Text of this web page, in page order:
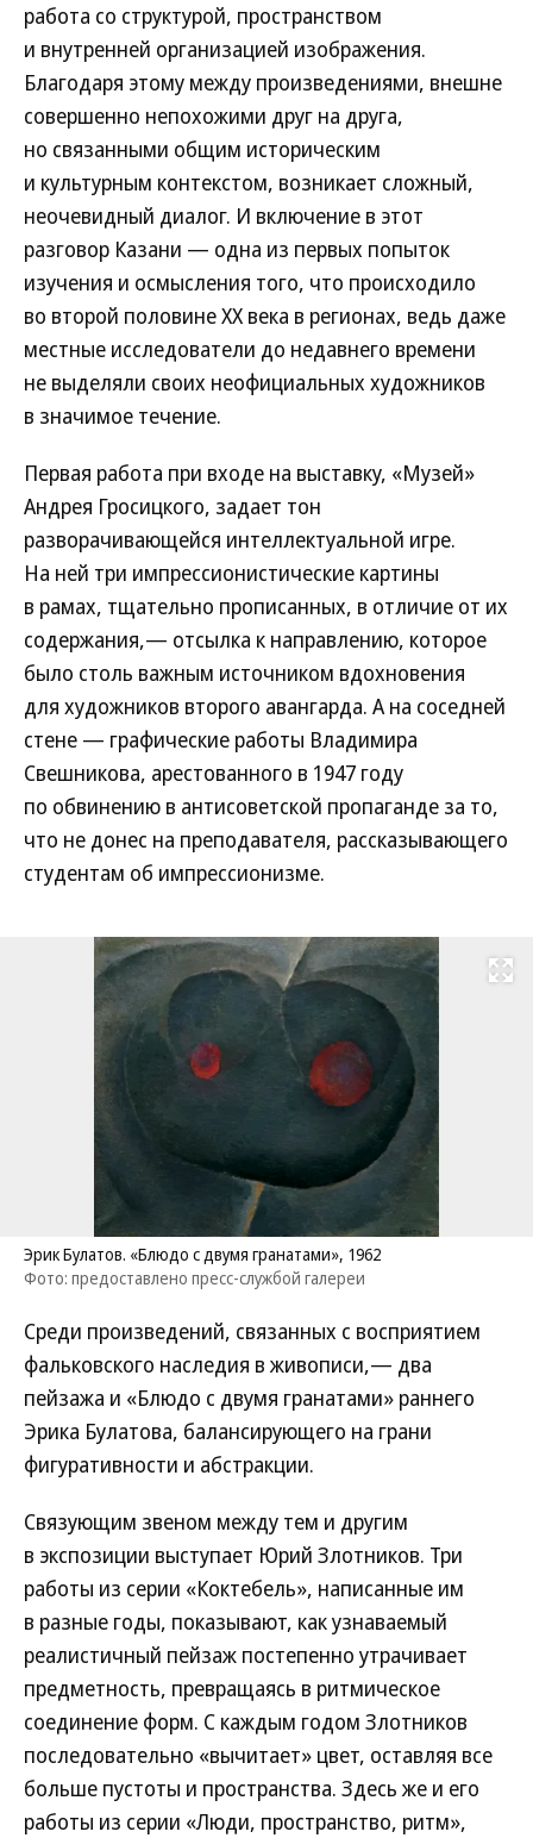
работа со структурой, пространством
и внутренней организацией изображения.
Благодаря этому между произведениями, внешне
совершенно непохожими друг на друга,
но связанными общим историческим
и культурным контекстом, возникает сложный,
неочевидный диалог. И включение в этот
разговор Казани — одна из первых попыток
изучения и осмысления того, что происходило
во второй половине XX века в регионах, ведь даже
местные исследователи до недавнего времени
не выделяли своих неофициальных художников
в значимое течение.
Первая работа при входе на выставку, «Музей»
Андрея Гросицкого, задает тон
разворачивающейся интеллектуальной игре.
На ней три импрессионистические картины
в рамах, тщательно прописанных, в отличие от их
содержания,— отсылка к направлению, которое
было столь важным источником вдохновения
для художников второго авангарда. А на соседней
стене — графические работы Владимира
Свешникова, арестованного в 1947 году
по обвинению в антисоветской пропаганде за то,
что не донес на преподавателя, рассказывающего
студентам об импрессионизме.
Развернуть
Эрик Булатов. «Блюдо с двумя гранатами», 1962
Фото: предоставлено пресс-службой галереи
Среди произведений, связанных с восприятием
фальковского наследия в живописи,— два
пейзажа и «Блюдо с двумя гранатами» раннего
Эрика Булатова, балансирующего на грани
фигуративности и абстракции.
Связующим звеном между тем и другим
в экспозиции выступает Юрий Злотников. Три
работы из серии «Коктебель», написанные им
в разные годы, показывают, как узнаваемый
реалистичный пейзаж постепенно утрачивает
предметность, превращаясь в ритмическое
соединение форм. С каждым годом Злотников
последовательно «вычитает» цвет, оставляя все
больше пустоты и пространства. Здесь же и его
работы из серии «Люди, пространство, ритм»,